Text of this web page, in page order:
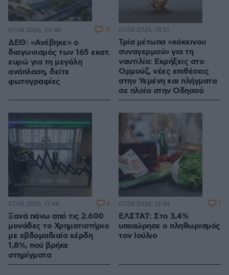
ΔΕΘ: «Ανέβηκε» ο
διαγωνισμός των 165 εκατ.
ευρώ για τη μεγάλη
ανάπλαση, δείτε
φωτογραφίες
07.08.2026, 20:48 11
Τρία μέτωπα «κόκκινου
συναγερμού» για τη
ναυτιλία: Εκρήξεις στο
Ορμούζ, νέες επιθέσεις
στην Υεμένη και πλήγματα
σε πλοία στην Οδησσό
07.08.2026, 18:51
Ξανά πάνω από τις 2.600
μονάδες το Χρηματιστήριο
με εβδομαδιαία κέρδη
1,8%, πού βρήκε
στηρίγματα
07.08.2026, 17:44 6
ΕΛΣΤΑΤ: Στο 3,4%
υποχώρησε ο πληθωρισμός
τον Ιούλιο
07.08.2026, 12:44 1